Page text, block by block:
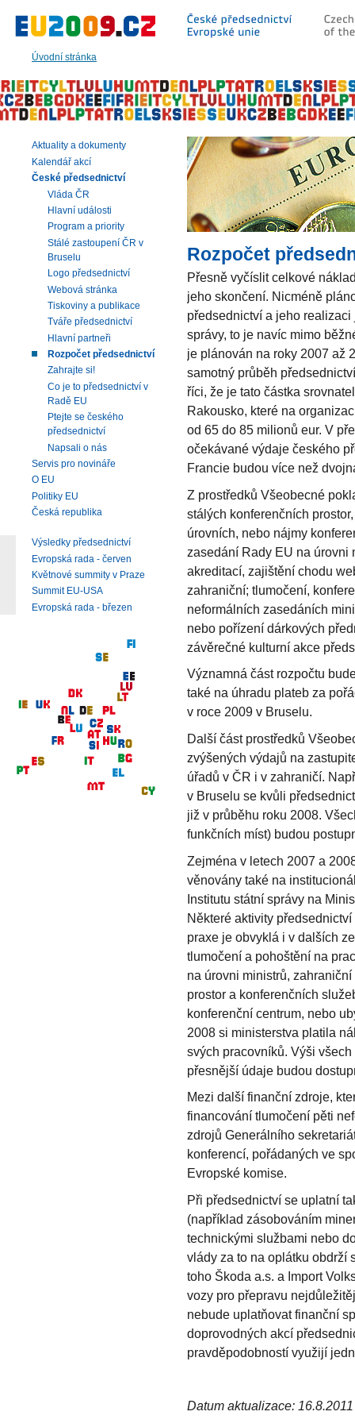
Úvodní stránka
hlavní
|
navigaci
|
vyhledávání
Rozpočet
Přesně vyčíslit celkové
jeho skončení. Nicméně
předsednictví a jeho
správy, to je navíc mimo
je plánován na roky 2007 až
samotný průběh
říci, že je tato částka
Rakousko, které na
od 65 do 85 milionů eur. V
očekávané výdaje českého
Francie budou více než
Z prostředků Všeobecné
stálých konferenčních
úrovních, nebo nájmy
zasedání Rady EU na úrovni
akreditací, zajištění chodu
zahraniční; tlumočení,
neformálních zasedáních
nebo pořízení dárkových
závěrečné kulturní akce
Významná část rozpočtu
také na úhradu plateb za
v roce 2009 v Bruselu.
Další část prostředků
zvýšených výdajů na
úřadů v ČR i v zahraničí.
v Bruselu se kvůli
již v průběhu roku 2008.
funkčních míst) budou
Zejména v letech 2007 a
věnovány také na
Institutu státní správy na
Některé aktivity
praxe je obvyklá i v dalších
tlumočení a pohoštění na
na úrovni ministrů,
prostor a konferenčních
konferenční centrum, nebo
2008 si ministerstva platila
svých pracovníků. Výši
přesnější údaje budou
Mezi další finanční zdroje,
financování tlumočení pěti
zdrojů Generálního
konferencí, pořádaných ve
Evropské komise.
Při předsednictví se uplatní
(například zásobováním
technickými službami nebo
vlády za to na oplátku obdrží
toho Škoda a.s. a Import
vozy pro přepravu
nebude uplatňovat finanční
doprovodných akcí
pravděpodobností využijí
Datum aktualizace:
Aktuality a dokumenty
Kalendář akcí
České předsednictví
Vláda ČR
Hlavní události
Program a priority
Stálé zastoupení ČR v
Bruselu
Logo předsednictví
Webová stránka
Tiskoviny a publikace
Tváře předsednictví
Hlavní partneři
Rozpočet předsednictví
Zahrajte si!
Co je to předsednictví v
Radě EU
Ptejte se českého
předsednictví
Napsali o nás
Servis pro novináře
O EU
Politiky EU
Česká republika
Výsledky předsednictví
Evropská rada - červen
Květnové summity v Praze
Summit EU-USA
Evropská rada - březen